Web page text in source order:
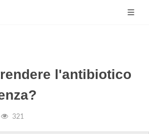
l'antibiotico
321